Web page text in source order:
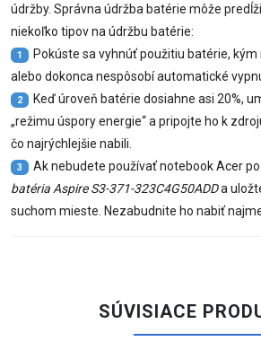
údržby. Správna údržba batérie môže
niekoľko tipov na údržbu batérie:
1
Pokúste sa vyhnúť použitiu batérie,
alebo dokonca nespôsobí automatické
2
Keď úroveň batérie dosiahne asi 20%,
„režimu úspory energie“ a pripojte ho k
čo najrýchlejšie nabili.
3
Ak nebudete používať notebook Acer
batéria Aspire S3-371-323C4G50ADDa
suchom mieste. Nezabudnite ho nabiť
SÚVISIACE